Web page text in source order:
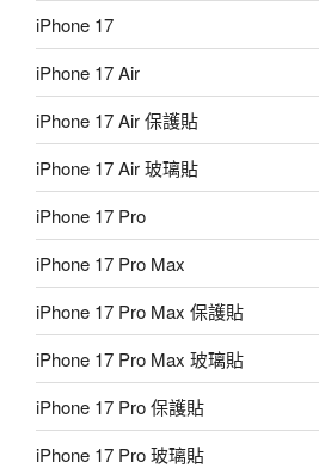
iPhone 17
iPhone 17 Air
iPhone 17 Air 保護貼
iPhone 17 Air 玻璃貼
iPhone 17 Pro
iPhone 17 Pro Max
iPhone 17 Pro Max 保護貼
iPhone 17 Pro Max 玻璃貼
iPhone 17 Pro 保護貼
iPhone 17 Pro 玻璃貼